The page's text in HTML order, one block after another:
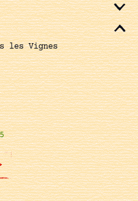
les Vignes